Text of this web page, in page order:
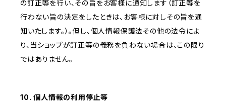
の訂正等を行い、その旨をお客様に通知します（訂正等を
行わない旨の決定をしたときは、お客様に対しその旨を通
知いたします。）。但し、個人情報保護法その他の法令によ
り、当ショップが訂正等の義務を負わない場合は、この限り
ではありません。
10. 個人情報の利用停止等